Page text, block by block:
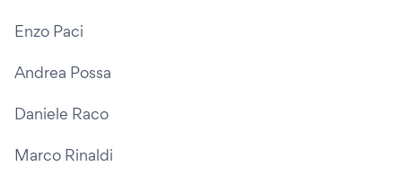
Enzo Paci
Andrea Possa
Daniele Raco
Marco Rinaldi